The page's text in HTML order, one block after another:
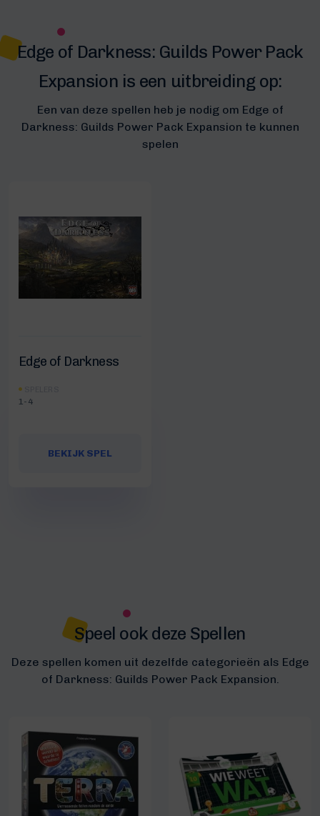
Edge of Darkness: Guilds Power Pack
Expansion is een uitbreiding op:
Een van deze spellen heb je nodig om Edge of
Darkness: Guilds Power Pack Expansion te kunnen
spelen
Edge of Darkness
1-4
BEKIJK SPEL
Speel ook deze Spellen
Deze spellen komen uit dezelfde categorieën als Edge
of Darkness: Guilds Power Pack Expansion.